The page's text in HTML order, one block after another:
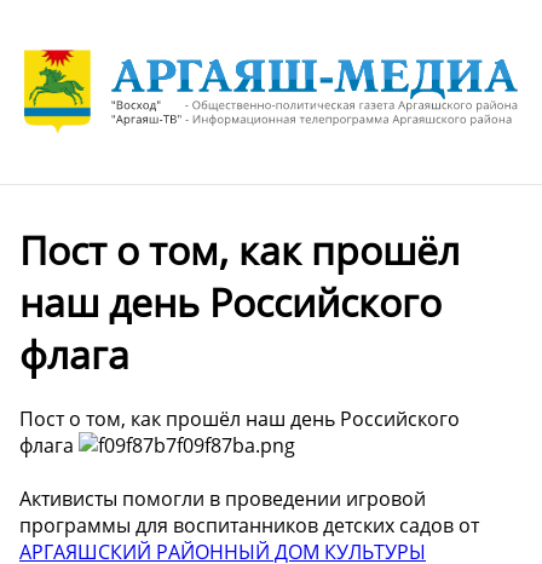
Пост о том, как прошёл
наш день Российского
флага
Пост о том, как прошёл наш день Российского
флага
Активисты помогли в проведении игровой
программы для воспитанников детских садов от
АРГАЯШСКИЙ РАЙОННЫЙ ДОМ КУЛЬТУРЫ